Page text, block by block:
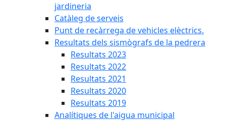
jardineria
Catàleg de serveis
Punt de recàrrega de vehicles elèctrics.
Resultats dels sismògrafs de la pedrera
Resultats 2023
Resultats 2022
Resultats 2021
Resultats 2020
Resultats 2019
Analítiques de l'aigua municipal